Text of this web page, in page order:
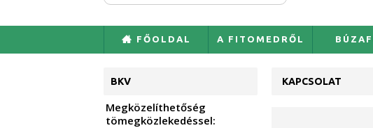
FŐOLDAL A FITOMEDRŐL
BKV
Megközelíthetőség
tömegközlekedéssel:
KAPCSOLAT